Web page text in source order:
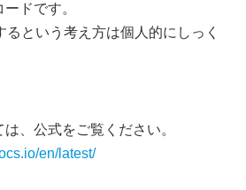
ドです。
るという考え方は個人的にしっく
、公式をご覧ください。
en/latest/